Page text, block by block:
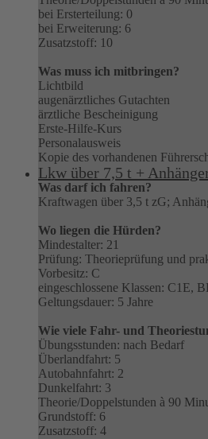
bei Ersterteilung: 0
bei Erweiterung: 6
Zusatzstoff: 10
Was muss ich mitbringen?
Lichtbild
augenärztliches Gutachten
ärztliche Bescheinigung
Erste-Hilfe-Kurs
Personalausweis
Kopie des vorhandenen
Lkw über 7,5 t +
Was darf ich fahren?
Kraftwagen über 3,5 t zG;
Wo liegen die Hürden?
Mindestalter: 21
Prüfung: Theorieprüfung und
Vorbesitz: C
eingeschlossene Klassen: C1E,
Geltungsdauer: 5 Jahre
Wie viele Fahr- und
Übungsstunden: nach Bedarf
Überlandfahrt: 5
Autobahnfahrt: 2
Dunkelfahrt: 3
Theorie/Doppelstunden à 90
Grundstoff: 6
Zusatzstoff: 4